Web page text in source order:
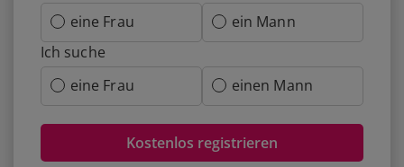
eine Frau
ein Mann
Ich suche
eine Frau
einen Mann
Kostenlos registrieren